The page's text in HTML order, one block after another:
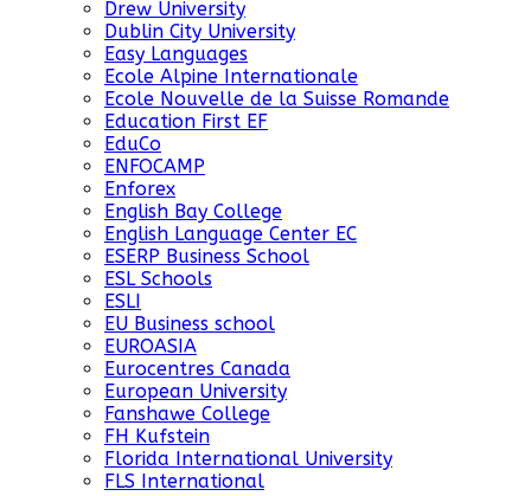
Drew University
Dublin City University
Easy Languages
Ecole Alpine Internationale
Ecole Nouvelle de la Suisse Romande
Education First EF
EduCo
ENFOCAMP
Enforex
English Bay College
English Language Center EC
ESERP Business School
ESL Schools
ESLI
EU Business school
EUROASIA
Eurocentres Canada
European University
Fanshawe College
FH Kufstein
Florida International University
FLS International